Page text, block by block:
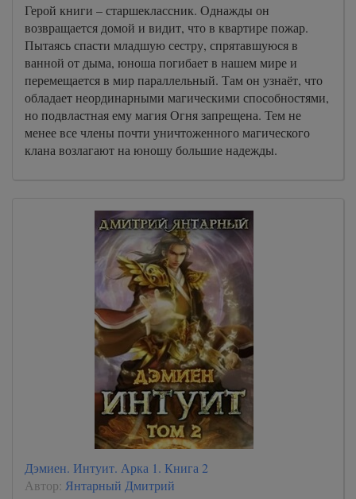
Герой книги – старшеклассник. Однажды он
возвращается домой и видит, что в квартире пожар.
Пытаясь спасти младшую сестру, спрятавшуюся в
ванной от дыма, юноша погибает в нашем мире и
перемещается в мир параллельный. Там он узнаёт, что
обладает неординарными магическими способностями,
но подвластная ему магия Огня запрещена. Тем не
менее все члены почти уничтоженного магического
клана возлагают на юношу большие надежды.
Дэмиен. Интуит. Арка 1. Книга 2
Автор: Янтарный Дмитрий